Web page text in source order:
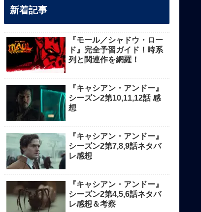
新着記事
『モール／シャドウ・ロー
ド』完全予習ガイド！時系
列と関連作を網羅！
『キャシアン・アンドー』
シーズン2第10,11,12話 感
想
『キャシアン・アンドー』
シーズン2第7,8,9話ネタバ
レ感想
『キャシアン・アンドー』
シーズン2第4,5,6話ネタバ
レ感想＆考察